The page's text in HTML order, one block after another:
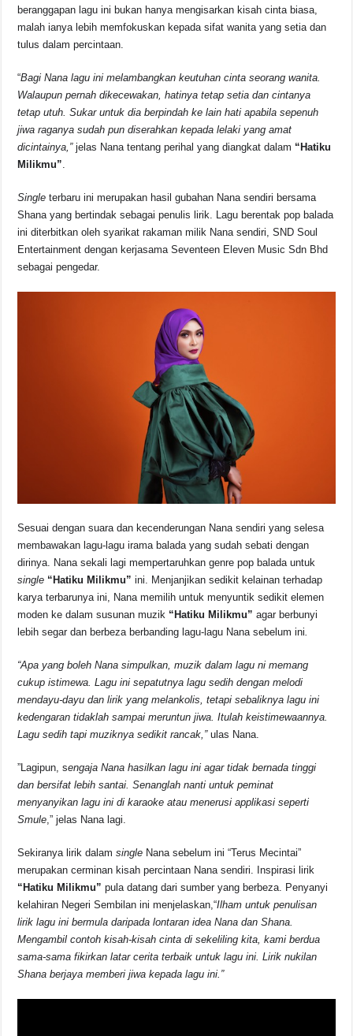
beranggapan lagu ini bukan hanya mengisarkan kisah cinta biasa,
malah ianya lebih memfokuskan kepada sifat wanita yang setia dan
tulus dalam percintaan.
“Bagi Nana lagu ini melambangkan keutuhan cinta seorang wanita.
Walaupun pernah dikecewakan, hatinya tetap setia dan cintanya
tetap utuh. Sukar untuk dia berpindah ke lain hati apabila sepenuh
jiwa raganya sudah pun diserahkan kepada lelaki yang amat
dicintainya,”jelas Nana tentang perihal yang diangkat dalam “Hatiku
Milikmu”.
Single terbaru ini merupakan hasil gubahan Nana sendiri bersama
Shana yang bertindak sebagai penulis lirik. Lagu berentak pop balada
ini diterbitkan oleh syarikat rakaman milik Nana sendiri, SND Soul
Entertainment dengan kerjasama Seventeen Eleven Music Sdn Bhd
sebagai pengedar.
Sesuai dengan suara dan kecenderungan Nana sendiri yang selesa
membawakan lagu-lagu irama balada yang sudah sebati dengan
dirinya. Nana sekali lagi mempertaruhkan genre pop balada untuk
single “Hatiku Milikmu” ini. Menjanjikan sedikit kelainan terhadap
karya terbarunya ini, Nana memilih untuk menyuntik sedikit elemen
moden ke dalam susunan muzik “Hatiku Milikmu” agar berbunyi
lebih segar dan berbeza berbanding lagu-lagu Nana sebelum ini.
“Apa yang boleh Nana simpulkan, muzik dalam lagu ni memang
cukup istimewa. Lagu ini sepatutnya lagu sedih dengan melodi
mendayu-dayu dan lirik yang melankolis, tetapi sebaliknya lagu ini
kedengaran tidaklah sampai meruntun jiwa. Itulah keistimewaannya.
Lagu sedih tapi muziknya sedikit rancak,”ulas Nana.
”Lagipun, sengaja Nana hasilkan lagu ini agar tidak bernada tinggi
dan bersifat lebih santai. Senanglah nanti untuk peminat
menyanyikan lagu ini di karaoke atau menerusi applikasi seperti
Smule,” jelas Nana lagi.
Sekiranya lirik dalamsingle Nana sebelum ini “Terus Mecintai”
merupakan cerminan kisah percintaan Nana sendiri. Inspirasi lirik
“Hatiku Milikmu” pula datang dari sumber yang berbeza. Penyanyi
kelahiran Negeri Sembilan ini menjelaskan,“Ilham untuk penulisan
lirik lagu ini bermula daripada lontaran idea Nana dan Shana.
Mengambil contoh kisah-kisah cinta di sekeliling kita, kami berdua
sama-sama fikirkan latar cerita terbaik untuk lagu ini. Lirik nukilan
Shana berjaya memberi jiwa kepada lagu ini.”